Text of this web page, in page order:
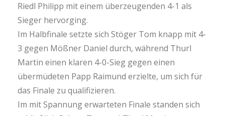
Riedl Philipp mit einem überzeugenden 4-1 als
Sieger hervorging.
Im Halbfinale setzte sich Stöger Tom knapp mit 4-
3 gegen Mößner Daniel durch, während Thurl
Martin einen klaren 4-0-Sieg gegen einen
übermüdeten Papp Raimund erzielte, um sich für
das Finale zu qualifizieren.
Im mit Spannung erwarteten Finale standen sich